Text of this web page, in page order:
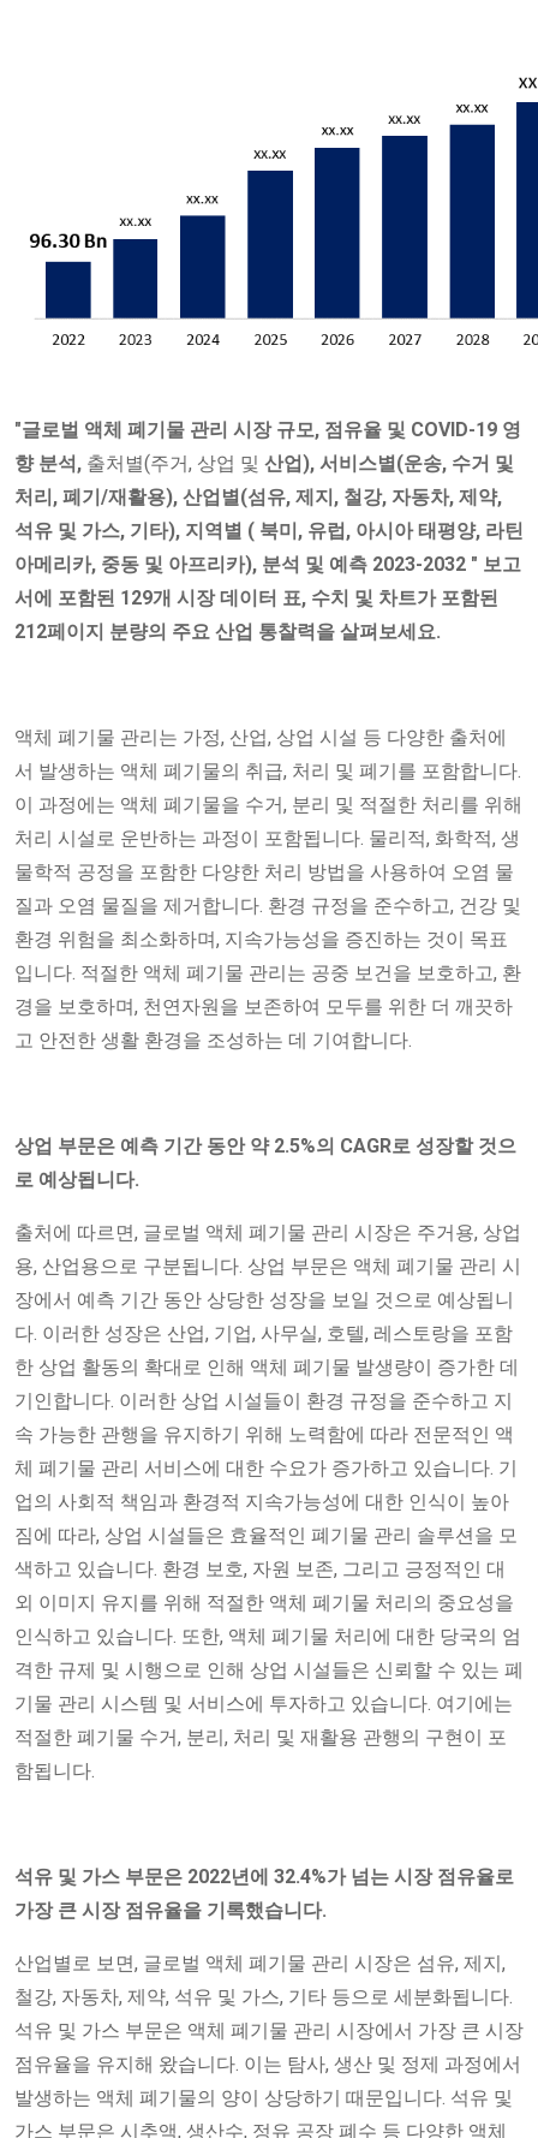
"글로벌 액체 폐기물 관리 시장 규모, 점유율 및 COVID-19 영
향 분석, 출처별(주거, 상업 및 산업), 서비스별(운송, 수거 및
처리, 폐기/재활용), 산업별(섬유, 제지, 철강, 자동차, 제약,
석유 및 가스, 기타), 지역별 ( 북미, 유럽, 아시아 태평양, 라틴
아메리카, 중동 및 아프리카), 분석 및 예측 2023-2032 " 보고
서에 포함된 129개 시장 데이터 표, 수치 및 차트가 포함된
212페이지 분량의 주요 산업 통찰력을 살펴보세요.
액체 폐기물 관리는 가정, 산업, 상업 시설 등 다양한 출처에
서 발생하는 액체 폐기물의 취급, 처리 및 폐기를 포함합니다.
이 과정에는 액체 폐기물을 수거, 분리 및 적절한 처리를 위해
처리 시설로 운반하는 과정이 포함됩니다. 물리적, 화학적, 생
물학적 공정을 포함한 다양한 처리 방법을 사용하여 오염 물
질과 오염 물질을 제거합니다. 환경 규정을 준수하고, 건강 및
환경 위험을 최소화하며, 지속가능성을 증진하는 것이 목표
입니다. 적절한 액체 폐기물 관리는 공중 보건을 보호하고, 환
경을 보호하며, 천연자원을 보존하여 모두를 위한 더 깨끗하
고 안전한 생활 환경을 조성하는 데 기여합니다.
상업 부문은 예측 기간 동안 약 2.5%의 CAGR로 성장할 것으
로 예상됩니다.
출처에 따르면, 글로벌 액체 폐기물 관리 시장은 주거용, 상업
용, 산업용으로 구분됩니다. 상업 부문은 액체 폐기물 관리 시
장에서 예측 기간 동안 상당한 성장을 보일 것으로 예상됩니
다. 이러한 성장은 산업, 기업, 사무실, 호텔, 레스토랑을 포함
한 상업 활동의 확대로 인해 액체 폐기물 발생량이 증가한 데
기인합니다. 이러한 상업 시설들이 환경 규정을 준수하고 지
속 가능한 관행을 유지하기 위해 노력함에 따라 전문적인 액
체 폐기물 관리 서비스에 대한 수요가 증가하고 있습니다. 기
업의 사회적 책임과 환경적 지속가능성에 대한 인식이 높아
짐에 따라, 상업 시설들은 효율적인 폐기물 관리 솔루션을 모
색하고 있습니다. 환경 보호, 자원 보존, 그리고 긍정적인 대
외 이미지 유지를 위해 적절한 액체 폐기물 처리의 중요성을
인식하고 있습니다. 또한, 액체 폐기물 처리에 대한 당국의 엄
격한 규제 및 시행으로 인해 상업 시설들은 신뢰할 수 있는 폐
기물 관리 시스템 및 서비스에 투자하고 있습니다. 여기에는
적절한 폐기물 수거, 분리, 처리 및 재활용 관행의 구현이 포
함됩니다.
석유 및 가스 부문은 2022년에 32.4%가 넘는 시장 점유율로
가장 큰 시장 점유율을 기록했습니다.
산업별로 보면, 글로벌 액체 폐기물 관리 시장은 섬유, 제지,
철강, 자동차, 제약, 석유 및 가스, 기타 등으로 세분화됩니다.
석유 및 가스 부문은 액체 폐기물 관리 시장에서 가장 큰 시장
점유율을 유지해 왔습니다. 이는 탐사, 생산 및 정제 과정에서
발생하는 액체 폐기물의 양이 상당하기 때문입니다. 석유 및
가스 부문은 시추액, 생산수, 정유 공장 폐수 등 다양한 액체